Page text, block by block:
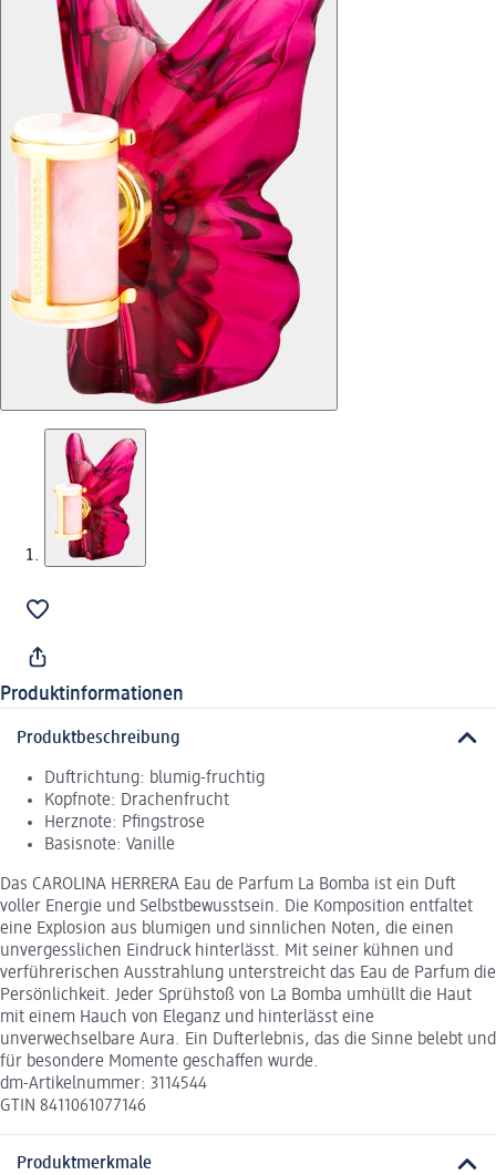
Produktinformationen
Produktbeschreibung
Duftrichtung: blumig-fruchtig
Kopfnote: Drachenfrucht
Herznote: Pfingstrose
Basisnote: Vanille
Das CAROLINA HERRERA Eau de Parfum La Bomba ist ein Duft
voller Energie und Selbstbewusstsein. Die Komposition entfaltet
eine Explosion aus blumigen und sinnlichen Noten, die einen
unvergesslichen Eindruck hinterlässt. Mit seiner kühnen und
verführerischen Ausstrahlung unterstreicht das Eau de Parfum die
Persönlichkeit. Jeder Sprühstoß von La Bomba umhüllt die Haut
mit einem Hauch von Eleganz und hinterlässt eine
unverwechselbare Aura. Ein Dufterlebnis, das die Sinne belebt und
für besondere Momente geschaffen wurde.
dm-Artikelnummer: 3114544
GTIN 8411061077146
Produktmerkmale